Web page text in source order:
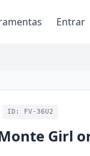
Entrar
ID: FV-36U2
Girl